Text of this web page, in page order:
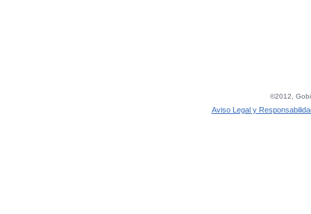
©2012,
Aviso Legal y